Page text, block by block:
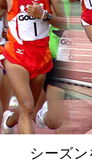
シーズ